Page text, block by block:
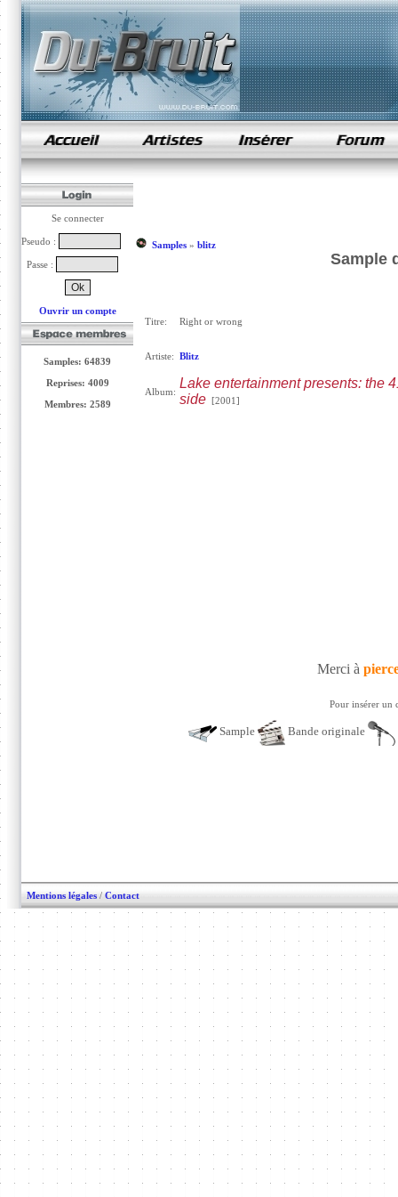
samples de rap
Se connecter
Pseudo :
Passe :
Ouvrir un compte
Samples: 64839
Reprises: 4009
Membres: 2589
Samples» blitz
Sample
Titre: Right or wrong
Artiste: Blitz
Album:
Lake entertainment presents: the
side[2001]
Merci à
Pour insérer un
Sample Bande originale
Mentions légales / Contact